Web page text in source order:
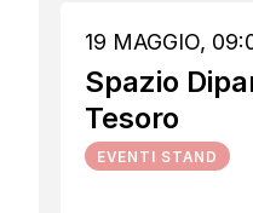
19 MAGGIO,
Spazio
Tesoro
EVENTI STAND